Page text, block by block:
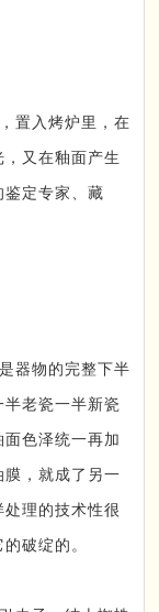
置入烤炉里，在
又在釉面产生
定专家、藏
器物的完整下半
老瓷一半新瓷
色泽统一再加
，就成了另一
理的技术性很
破绽的。